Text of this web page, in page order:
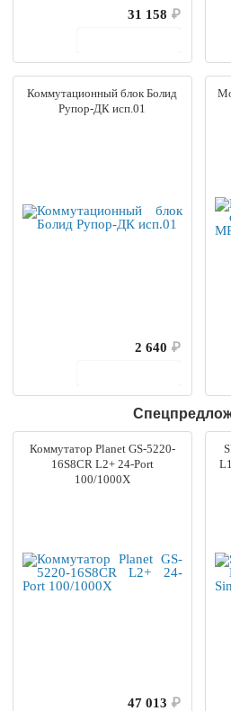
31 158 ₽
Коммутационный блок Болид
Рупор-ДК исп.01
2 640 ₽
Коммутатор Planet GS-5220-
16S8CR L2+ 24-Port
100/1000X
47 013 ₽